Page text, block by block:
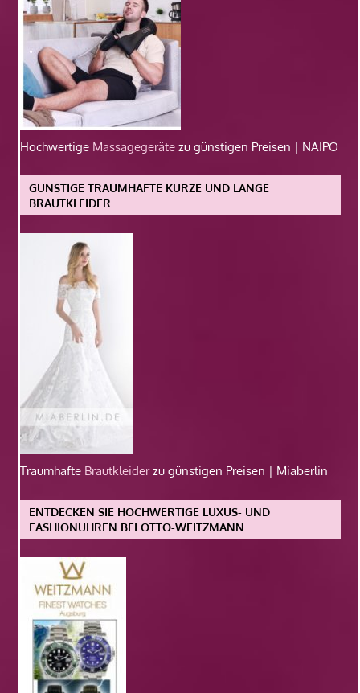
Hochwertige Massagegeräte zu günstigen Preisen | NAIPO
GÜNSTIGE TRAUMHAFTE KURZE UND LANGE
BRAUTKLEIDER
Traumhafte Brautkleiderzu günstigen Preisen | Miaberlin
ENTDECKEN SIE HOCHWERTIGE LUXUS- UND
FASHIONUHREN BEI OTTO-WEITZMANN